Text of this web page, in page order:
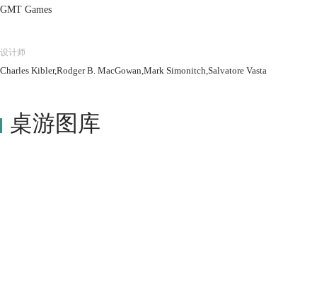
GMT Games
设计师
Charles Kibler,Rodger B. MacGowan,Mark Simonitch,Salvatore Vasta
桌游图库